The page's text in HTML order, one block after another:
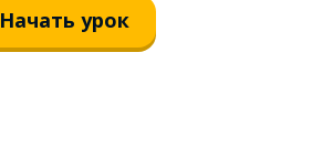
Начать урок